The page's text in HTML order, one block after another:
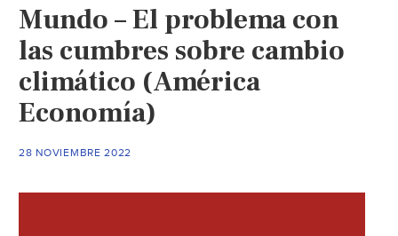
se
agota
(ABC)
Mundo – El problema con
las cumbres sobre cambio
climático (América
Economía)
28 NOVIEMBRE 2022